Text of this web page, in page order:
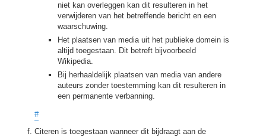
niet kan overleggen kan dit resulteren in het
verwijderen van het betreffende bericht en een
waarschuwing.
Het plaatsen van media uit het publieke domein is
altijd toegestaan. Dit betreft bijvoorbeeld
Wikipedia.
Bij herhaaldelijk plaatsen van media van andere
auteurs zonder toestemming kan dit resulteren in
een permanente verbanning.
#
Citeren is toegestaan wanneer dit bijdraagt aan de